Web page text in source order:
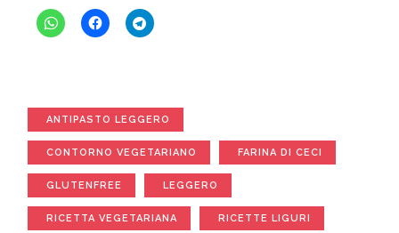
ANTIPASTO LEGGERO
CONTORNO VEGETARIANO FARINA DI CECI
GLUTENFREE LEGGERO
RICETTA VEGETARIANA RICETTE LIGURI